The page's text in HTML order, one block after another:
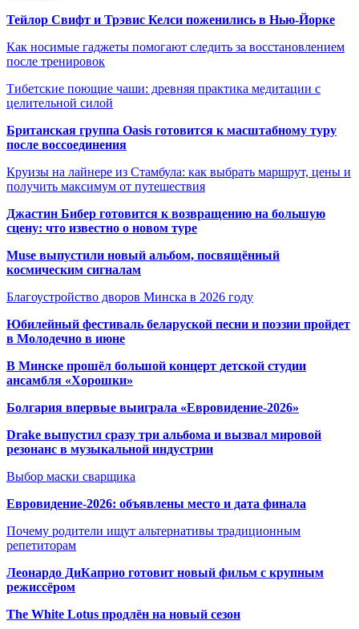
Тейлор Свифт и Трэвис Келси поженились в Нью-Йорке
Как носимые гаджеты помогают следить за восстановлением
после тренировок
Тибетские поющие чаши: древняя практика медитации с
целительной силой
Британская группа Oasis готовится к масштабному туру
после воссоединения
Круизы на лайнере из Стамбула: как выбрать маршрут, цены и
получить максимум от путешествия
Джастин Бибер готовится к возвращению на большую
сцену: что известно о новом туре
Muse выпустили новый альбом, посвящённый
космическим сигналам
Благоустройство дворов Минска в 2026 году
Юбилейный фестиваль беларуской песни и поэзии пройдет
в Молодечно в июне
В Минске прошёл большой концерт детской студии
ансамбля «Хорошки»
Болгария впервые выиграла «Евровидение-2026»
Drake выпустил сразу три альбома и вызвал мировой
резонанс в музыкальной индустрии
Выбор маски сварщика
Евровидение-2026: объявлены место и дата финала
Почему родители ищут альтернативы традиционным
репетиторам
Леонардо ДиКаприо готовит новый фильм с крупным
режиссёром
The White Lotus продлён на новый сезон